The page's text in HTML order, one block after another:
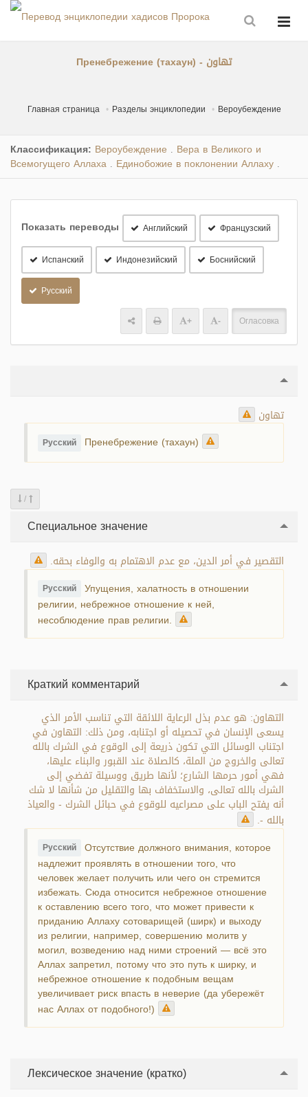
Пренебрежение (тахаун) - تهاون
Главная страница Разделы энциклопедии Вероубеждение
Классификация: Вероубеждение Вера в Великого и
Всемогущего Аллаха Единобожие в поклонении Аллаху
Показать переводы Английский Французский
Испанский Индонезийский Боснийский
Русский
+
- Огласовка
تهاون
Русский Пренебрежение (тахаун)
/
Специальное значение
التقصير في أمر الدين، مع عدم الاهتمام به والوفاء بحقه.
Русский Упущения, халатность в отношении
религии, небрежное отношение к ней,
несоблюдение прав религии.
Краткий комментарий
التهاون: هو عدم بذل الرعاية اللائقة التي تناسب الأمر الذي
يسعى الإنسان في تحصيله أو اجتنابه، ومن ذلك: التهاون في
اجتناب الوسائل التي تكون ذريعة إلى الوقوع في الشرك بالله
تعالى والخروج من الملة، كالصلاة عند القبور والبناء عليها،
فهي أمور حرمها الشارع؛ لأنها طريق ووسيلة تفضي إلى
الشرك بالله تعالى، والاستخفاف بها والتقليل من شأنها لا شك
أنه يفتح الباب على مصراعيه للوقوع في حبائل الشرك - والعياذ
بالله -.
Русский Отсутствие должного внимания, которое
надлежит проявлять в отношении того, что
человек желает получить или чего он стремится
избежать. Сюда относится небрежное отношение
к оставлению всего того, что может привести к
приданию Аллаху сотоварищей (ширк) и выходу
из религии, например, совершению молитв у
могил, возведению над ними строений — всё это
Аллах запретил, потому что это путь к ширку, и
небрежное отношение к подобным вещам
увеличивает риск впасть в неверие (да убережёт
нас Аллах от подобного!)
Лексическое значение (кратко)